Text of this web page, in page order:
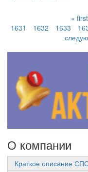
« first
1631
1632 1633
О компании
Краткое описание